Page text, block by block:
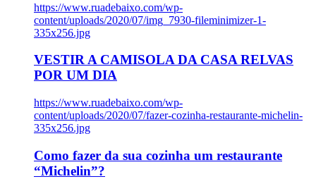
https://www.ruadebaixo.com/wp-
content/uploads/2020/07/img_7930-fileminimizer-1-
335x256.jpg
VESTIR A CAMISOLA DA CASA RELVAS
POR UM DIA
https://www.ruadebaixo.com/wp-
content/uploads/2020/07/fazer-cozinha-restaurante-michelin-
335x256.jpg
Como fazer da sua cozinha um restaurante
“Michelin”?